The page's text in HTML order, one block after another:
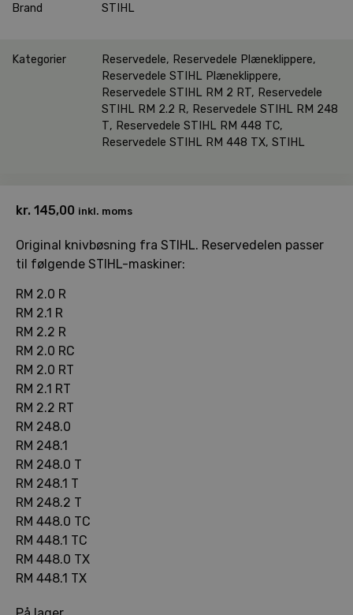
Brand STIHL
Kategorier Reservedele, Reservedele Plæneklippere,
Reservedele STIHL Plæneklippere,
Reservedele STIHL RM 2 RT, Reservedele
STIHL RM 2.2 R, Reservedele STIHL RM 248
T, Reservedele STIHL RM 448 TC,
Reservedele STIHL RM 448 TX, STIHL
kr. 145,00 inkl. moms
Original knivbøsning fra STIHL. Reservedelen passer
til følgende STIHL-maskiner:
RM 2.0 R
RM 2.1 R
RM 2.2 R
RM 2.0 RC
RM 2.0 RT
RM 2.1 RT
RM 2.2 RT
RM 248.0
RM 248.1
RM 248.0 T
RM 248.1 T
RM 248.2 T
RM 448.0 TC
RM 448.1 TC
RM 448.0 TX
RM 448.1 TX